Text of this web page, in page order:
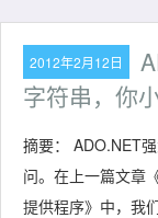
2012年2月12日
字符串，你
摘要： ADO.NET
问。在上一篇文章
提供程序》中，我